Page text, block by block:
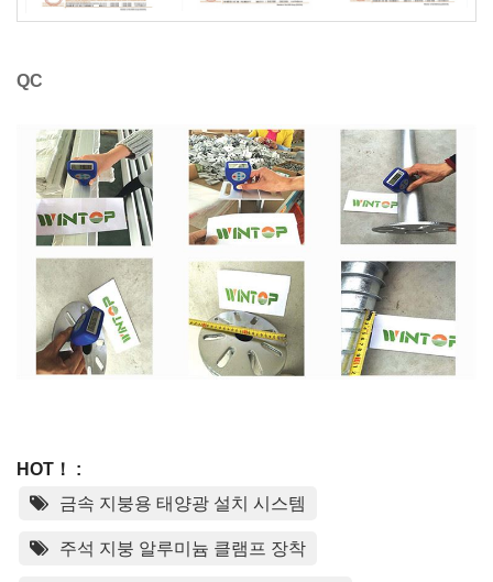
QC
HOT！ :
금속 지붕용 태양광 설치 시스템
주석 지붕 알루미늄 클램프 장착